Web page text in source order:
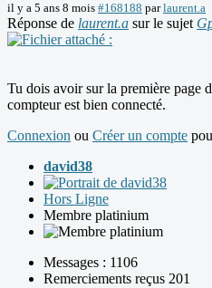
il y a 5 ans 8 mois #168188 parlaurent.a
Réponse de laurent.a sur le sujet
Tu dois avoir sur la première page
compteur est bien connecté.
Connexion ou Créer un compte
david38
Hors Ligne
Membre platinium
Messages : 1106
Remerciements reçus 201